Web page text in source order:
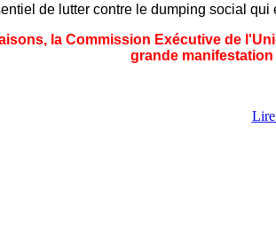
de lutter contre le dumping social
la Commission Exécutive de
grande manifestation
Lire